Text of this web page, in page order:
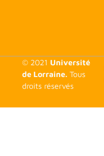
© 2021 Université
de Lorraine.Tous
droits réservés